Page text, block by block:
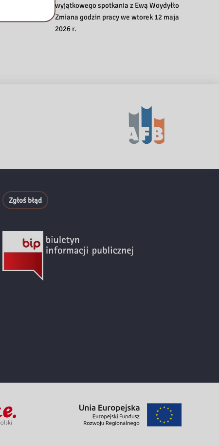
wyjątkowego spotkania z Ewą Woydyłło
Zmiana godzin pracy we wtorek 12 maja
2026 r.
Zgłoś błąd